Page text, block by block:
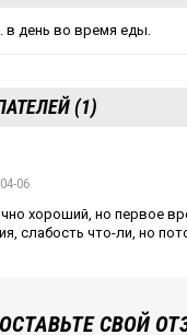
в день во время еды.
(1)
06
хороший, но первое
слабость что-ли, но
ОСТАВЬТЕ СВОЙ